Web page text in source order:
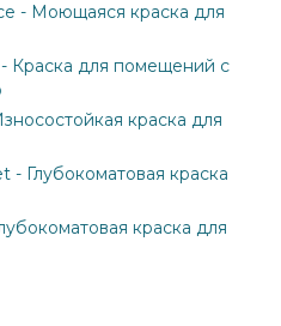
- Моющаяся краска для
Краска для помещений с
краска для
Глубокоматовая краска
краска для